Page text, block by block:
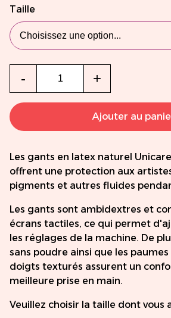
Taille
- +
Ajouter au
Les gants en latex naturel
offrent une protection aux
pigments et autres fluides
Les gants sont ambidextres et
écrans tactiles, ce qui permet
les réglages de la machine. De
sans poudre ainsi que les
doigts texturés assurent un
meilleure prise en main.
Veuillez choisir la taille dont vous